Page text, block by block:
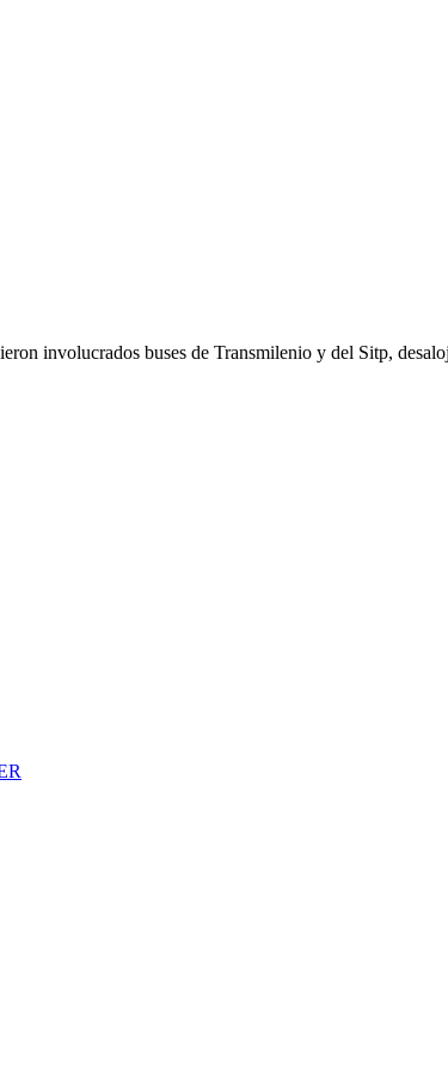
involucrados buses de Transmilenio y del Sitp,